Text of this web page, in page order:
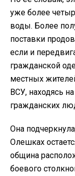
уже более
воды. Более
поставки
если и
гражданской
местных
ВСУ, находясь
гражданских
Она
Олешках
община
боевого